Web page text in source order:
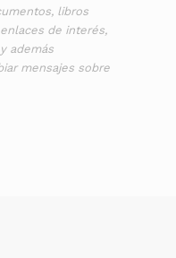
libros
de interés,
además
mensajes sobre